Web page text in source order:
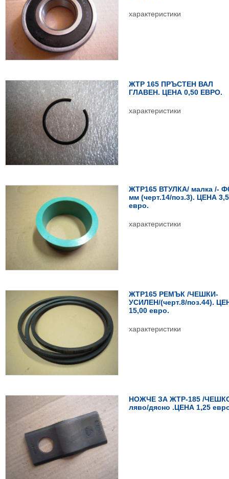
характеристики
ЖТР 165 ПРЪСТЕН ВАЛ
ГЛАВЕН. ЦЕНА 0,50 ЕВРО.
характеристики
ЖТР165 ВТУЛКА/ малка /-
мм (черт.14/поз.3). ЦЕНА
евро.
характеристики
ЖТР165 РЕМЪК /ЧЕШКИ-
УСИЛЕН/(черт.8/поз.44).
15,00 евро.
характеристики
НОЖЧЕ ЗА ЖТР-185 /
ляво/дясно .ЦЕНА 1,25